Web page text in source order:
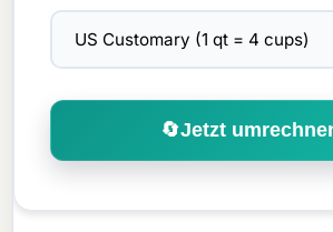
🔄Jetzt